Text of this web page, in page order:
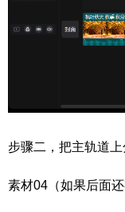
步骤二，把主轨道
素材04（如果后面